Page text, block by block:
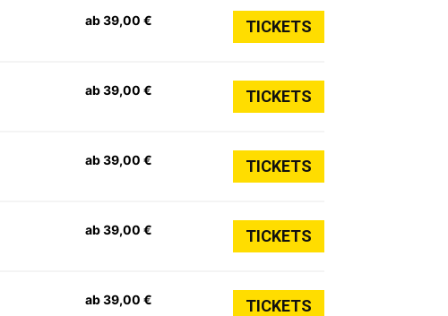
ab 39,00 € TICKETS
ab 39,00 € TICKETS
ab 39,00 € TICKETS
ab 39,00 € TICKETS
ab 39,00 € TICKETS